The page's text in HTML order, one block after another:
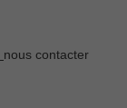
nous contacter